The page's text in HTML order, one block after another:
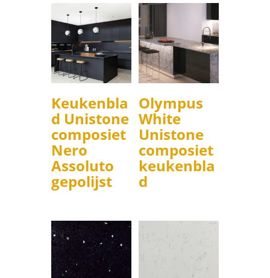
Keukenbla
d Unistone
composiet
Nero
Assoluto
gepolijst
Olympus
White
Unistone
composiet
keukenbla
d